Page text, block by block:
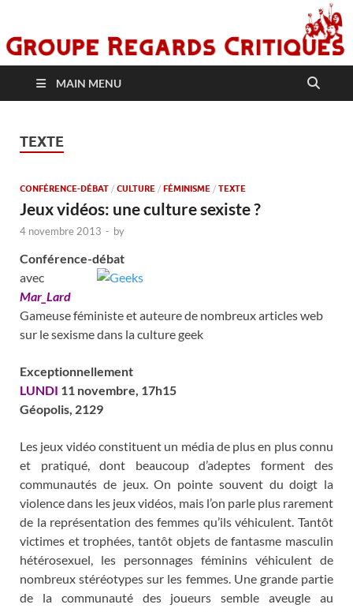
MAIN MENU
TEXTE
CONFÉRENCE-DÉBAT / CULTURE / FÉMINISME / TEXTE
Jeux vidéos: une culture sexiste ?
4 novembre 2013 - by
Conférence-débat
avec
Mar_Lard
Gameuse féministe et auteure de nombreux articles web
sur le sexisme dans la culture geek
Exceptionnellement
LUNDI 11 novembre, 17h15
Géopolis, 2129
Les jeux vidéo constituent un média de plus en plus connu
et pratiqué, dont beaucoup d’adeptes forment des
communautés de jeux. On pointe souvent du doigt la
violence dans les jeux vidéos, mais l’on parle plus rarement
de la représentation des femmes qu’ils véhiculent. Tantôt
victimes et trophées, tantôt objets de fantasme masculin
hétérosexuel, les personnages féminins véhiculent de
nombreux stéréotypes sur les femmes. Une grande partie
de la communauté des joueurs semble aveugle au